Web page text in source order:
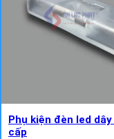
Phụ kiện đèn led
cấp